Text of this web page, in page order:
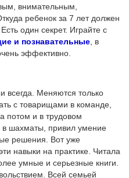
внимательным,
ребенок за 7 лет должен
один секрет. Играйте с
и познавательные , в
эффективно.
всегда. Меняются только
с товарищами в команде,
потом и в трудовом
в шахматы, привил умение
решения. Вот уже
навыки на практике. Читала
умные и серьезные книги.
Всей семьей